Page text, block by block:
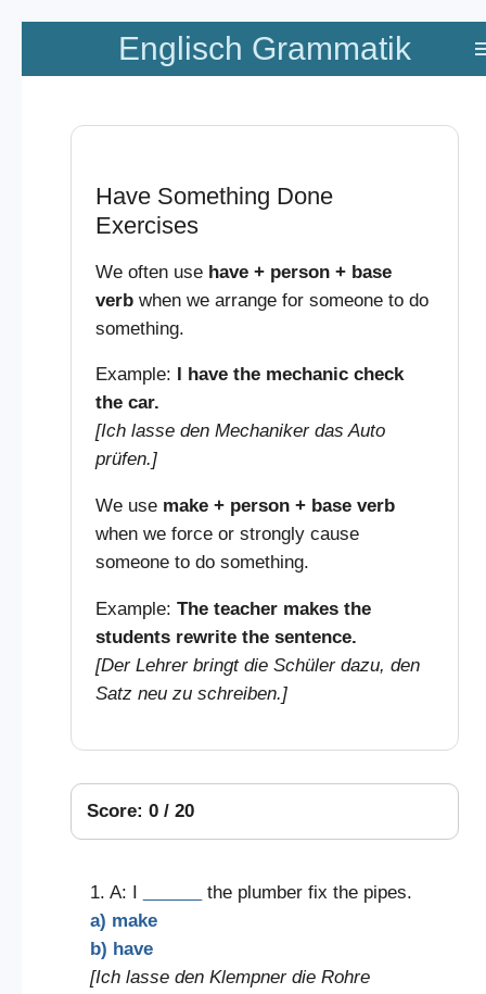
Zum
springen
Englisch Grammatik
Have Something Done
Exercises
We often use have + person + base
verbwhen we arrange for someone to do
something.
Example:
I have the mechanic check
the car.
[Ich lasse den Mechaniker das Auto
prüfen.]
We use make + person + base verb
when we force or strongly cause
someone to do something.
Example: The teacher makes the
students rewrite the sentence.
[Der Lehrer bringt die Schüler dazu, den
Satz neu zu schreiben.]
Score: 0 / 20
1. A: I
the plumber fix the pipes.
a) make
b) have
[Ich lasse den Klempner die Rohre